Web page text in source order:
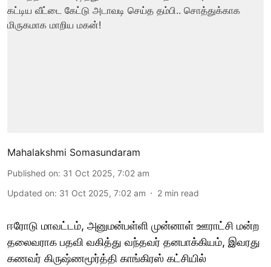
Mahalakshmi Somasundaram
Published on: 31 Oct 2025, 7:02 am
Updated on: 31 Oct 2025, 7:02 am 2 min read
ஈரோடு மாவட்டம், அனுமன்பள்ளி முன்னாள் ஊராட்சி மன்ற
தலைவராக பதவி வகித்து வந்தவர் தனபாக்கியம், இவரது
கணவர் கிருஷ்ணமூர்த்தி காங்கிரஸ் கட்சியில்